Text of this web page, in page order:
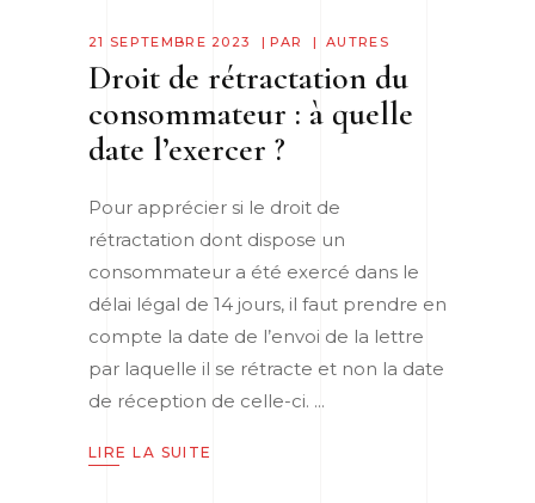
21 SEPTEMBRE 2023 PAR AUTRES
Droit de rétractation du
consommateur : à quelle
date l’exercer ?
Pour apprécier si le droit de
rétractation dont dispose un
consommateur a été exercé dans le
délai légal de 14 jours, il faut prendre en
compte la date de l’envoi de la lettre
par laquelle il se rétracte et non la date
de réception de celle-ci.
LIRE LA SUITE